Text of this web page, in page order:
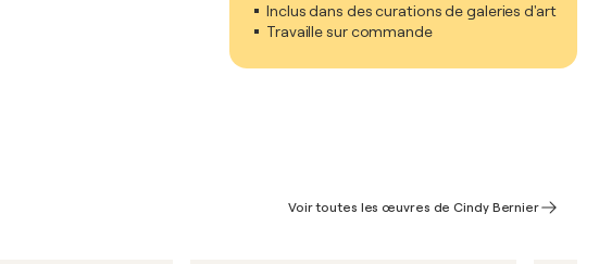
Inclus dans des curations de galeries d'art
Travaille sur commande
Voir toutes les œuvres de Cindy Bernier